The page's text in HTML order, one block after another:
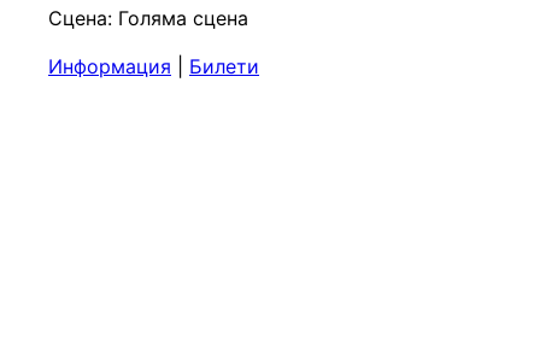
Сцена: Голяма сцена
Информация
Билети